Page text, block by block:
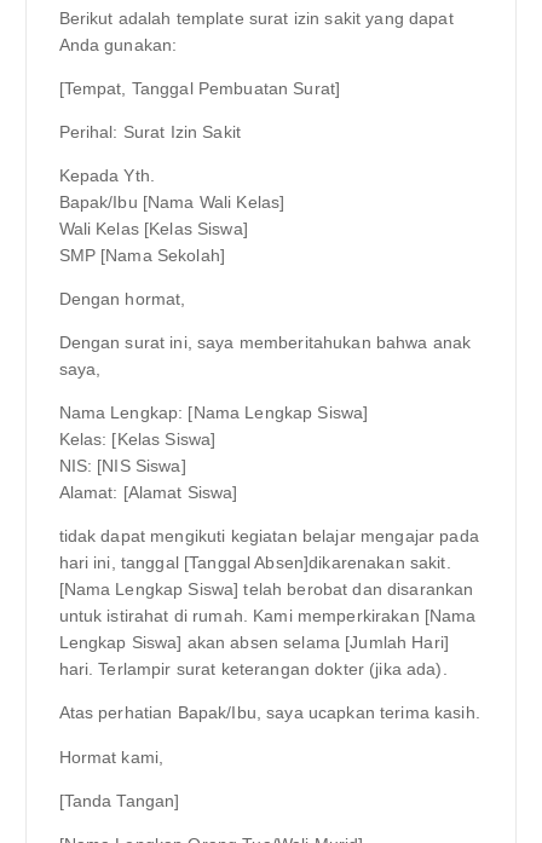
Berikut adalah template surat izin sakit yang dapat
Anda gunakan:
[Tempat, Tanggal Pembuatan Surat]
Perihal: Surat Izin Sakit
Kepada Yth.
Bapak/Ibu [Nama Wali Kelas]
Wali Kelas [Kelas Siswa]
SMP [Nama Sekolah]
Dengan hormat,
Dengan surat ini, saya memberitahukan bahwa anak
saya,
Nama Lengkap: [Nama Lengkap Siswa]
Kelas: [Kelas Siswa]
NIS: [NIS Siswa]
Alamat: [Alamat Siswa]
tidak dapat mengikuti kegiatan belajar mengajar pada
hari ini, tanggal [Tanggal Absen]dikarenakan sakit.
[Nama Lengkap Siswa] telah berobat dan disarankan
untuk istirahat di rumah. Kami memperkirakan [Nama
Lengkap Siswa] akan absen selama [Jumlah Hari]
hari. Terlampir surat keterangan dokter (jika ada).
Atas perhatian Bapak/Ibu, saya ucapkan terima kasih.
Hormat kami,
[Tanda Tangan]